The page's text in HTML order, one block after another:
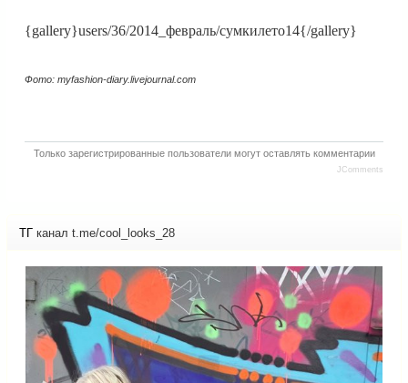
{gallery}users/36/2014_февраль/сумкилето14{/gallery}
Фото: myfashion-diary.livejournal.com
Только зарегистрированные пользователи могут оставлять комментарии
JComments
ТГ канал t.me/cool_looks_28